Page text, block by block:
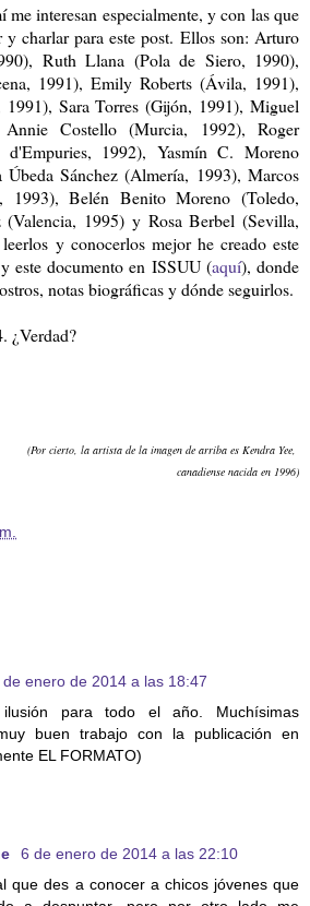
me interesan especialmente, y con las que
y charlar para este post. Ellos son: Arturo
Ruth Llana (Pola de Siero, 1990),
1991), Emily Roberts (Ávila, 1991),
Sara Torres (Gijón, 1991), Miguel
Costello (Murcia, 1992), Roger
d'Empuries, 1992), Yasmín C. Moreno
Sánchez (Almería, 1993), Marcos
1993), Belén Benito Moreno (Toledo,
(Valencia, 1995) y Rosa Berbel (Sevilla,
y conocerlos mejor he creado este
este documento en ISSUU (aquí), donde
notas biográficas y dónde seguirlos.
¿Verdad?
(Por cierto, la artista de la imagen de arriba es Kendra Yee,
canadiense nacida en 1996)
de enero de 2014 a las 18:47
para todo el año. Muchísimas
buen trabajo con la publicación en
EL FORMATO)
6 de enero de 2014 a las 22:10
que des a conocer a chicos jóvenes que